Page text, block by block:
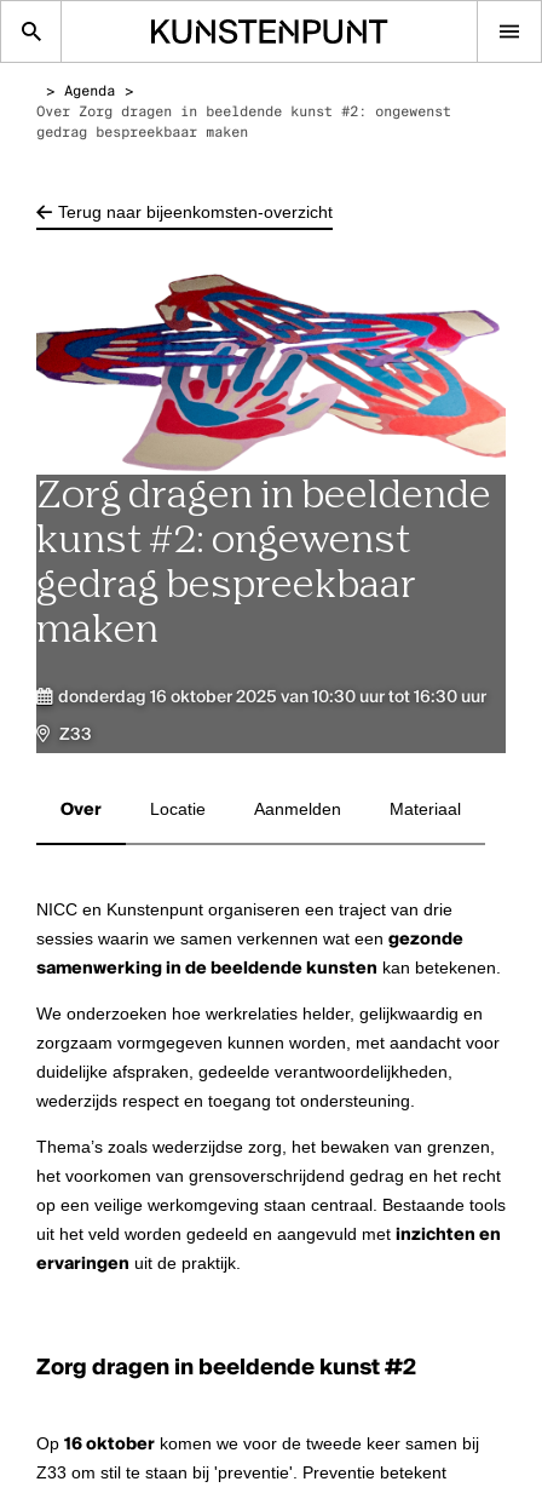
Agenda
Over Zorg dragen in beeldende kunst #2: ongewenst
gedrag bespreekbaar maken
Terug naar bijeenkomsten-overzicht
Zorg dragen in beeldende
kunst #2: ongewenst
gedrag bespreekbaar
maken
donderdag 16 oktober 2025 van 10:30 uur tot 16:30 uur
Z33
Over Locatie Aanmelden Materiaal
NICC en Kunstenpunt organiseren een traject van drie
sessies waarin we samen verkennen wat een gezonde
samenwerking in de beeldende kunsten kan betekenen.
We onderzoeken hoe werkrelaties helder, gelijkwaardig en
zorgzaam vormgegeven kunnen worden, met aandacht voor
duidelijke afspraken, gedeelde verantwoordelijkheden,
wederzijds respect en toegang tot ondersteuning.
Thema’s zoals wederzijdse zorg, het bewaken van grenzen,
het voorkomen van grensoverschrijdend gedrag en het recht
op een veilige werkomgeving staan centraal. Bestaande tools
uit het veld worden gedeeld en aangevuld met inzichten en
ervaringen uit de praktijk.
Zorg dragen in beeldende kunst #2
Op 16 oktober komen we voor de tweede keer samen bij
Z33 om stil te staan bij 'preventie'. Preventie betekent